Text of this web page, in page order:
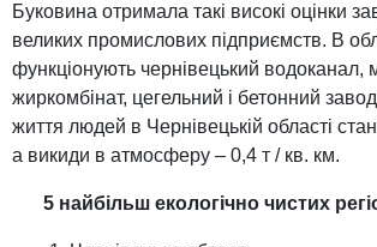
Буковина отримала такі високі оцінки
великих промислових підприємств. В
функціонують чернівецький водоканал,
жиркомбінат, цегельний і бетонний
життя людей в Чернівецькій області
а викиди в атмосферу – 0,4 т / кв. км.
5 найбільш екологічно чистих